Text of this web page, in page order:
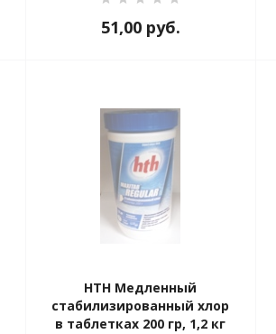
51,00 руб.
HTH Медленный
стабилизированный хлор
в таблетках 200 гр, 1,2 кг